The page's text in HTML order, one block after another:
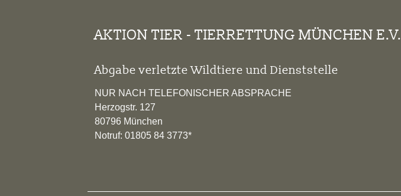
AKTION TIER - TIERRETTUNG MÜNCHEN E.V.
Abgabe verletzte Wildtiere und Dienststelle
NUR NACH TELEFONISCHER ABSPRACHE
Herzogstr. 127
80796 München
Notruf: 01805 84 3773*